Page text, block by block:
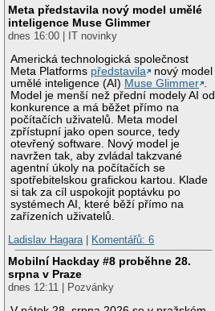
Meta představila nový model umělé
inteligence Muse Glimmer
dnes 16:00 | IT novinky
Americká technologická společnost
Meta Platforms představila
nový model
umělé inteligence (AI) Muse Glimmer
Model je menší než přední modely AI od
konkurence a má běžet přímo na
počítačích uživatelů. Meta model
zpřístupní jako open source, tedy
otevřený software. Nový model je
navržen tak, aby zvládal takzvané
agentní úkoly na počítačích se
spotřebitelskou grafickou kartou. Klade
si tak za cíl uspokojit poptávku po
systémech AI, které běží přímo na
zařízeních uživatelů.
Ladislav Hagara| Komentářů: 6
Mobilní Hackday #8 proběhne 28.
srpna v Praze
dnes 12:11 | Pozvánky